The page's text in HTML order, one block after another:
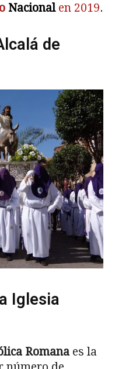
Nacionalen 2019.
de
Iglesia
Romana es la